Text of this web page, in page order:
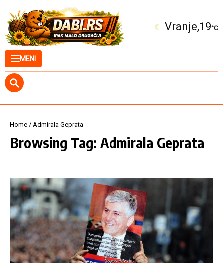
MENI
Vranje 19°C
Home / Admirala Geprata
Browsing Tag: Admirala Geprata